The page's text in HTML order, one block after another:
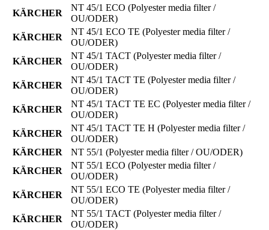
KÄRCHER
NT 45/1 ECO (Polyester media filter /
OU/ODER)
KÄRCHER
NT 45/1 ECO TE (Polyester media filter /
OU/ODER)
KÄRCHER
NT 45/1 TACT (Polyester media filter /
OU/ODER)
KÄRCHER
NT 45/1 TACT TE (Polyester media filter /
OU/ODER)
KÄRCHER
NT 45/1 TACT TE EC (Polyester media filter /
OU/ODER)
KÄRCHER
NT 45/1 TACT TE H (Polyester media filter /
OU/ODER)
KÄRCHER
NT 55/1 (Polyester media filter / OU/ODER)
KÄRCHER
NT 55/1 ECO (Polyester media filter /
OU/ODER)
KÄRCHER
NT 55/1 ECO TE (Polyester media filter /
OU/ODER)
KÄRCHER
NT 55/1 TACT (Polyester media filter /
OU/ODER)